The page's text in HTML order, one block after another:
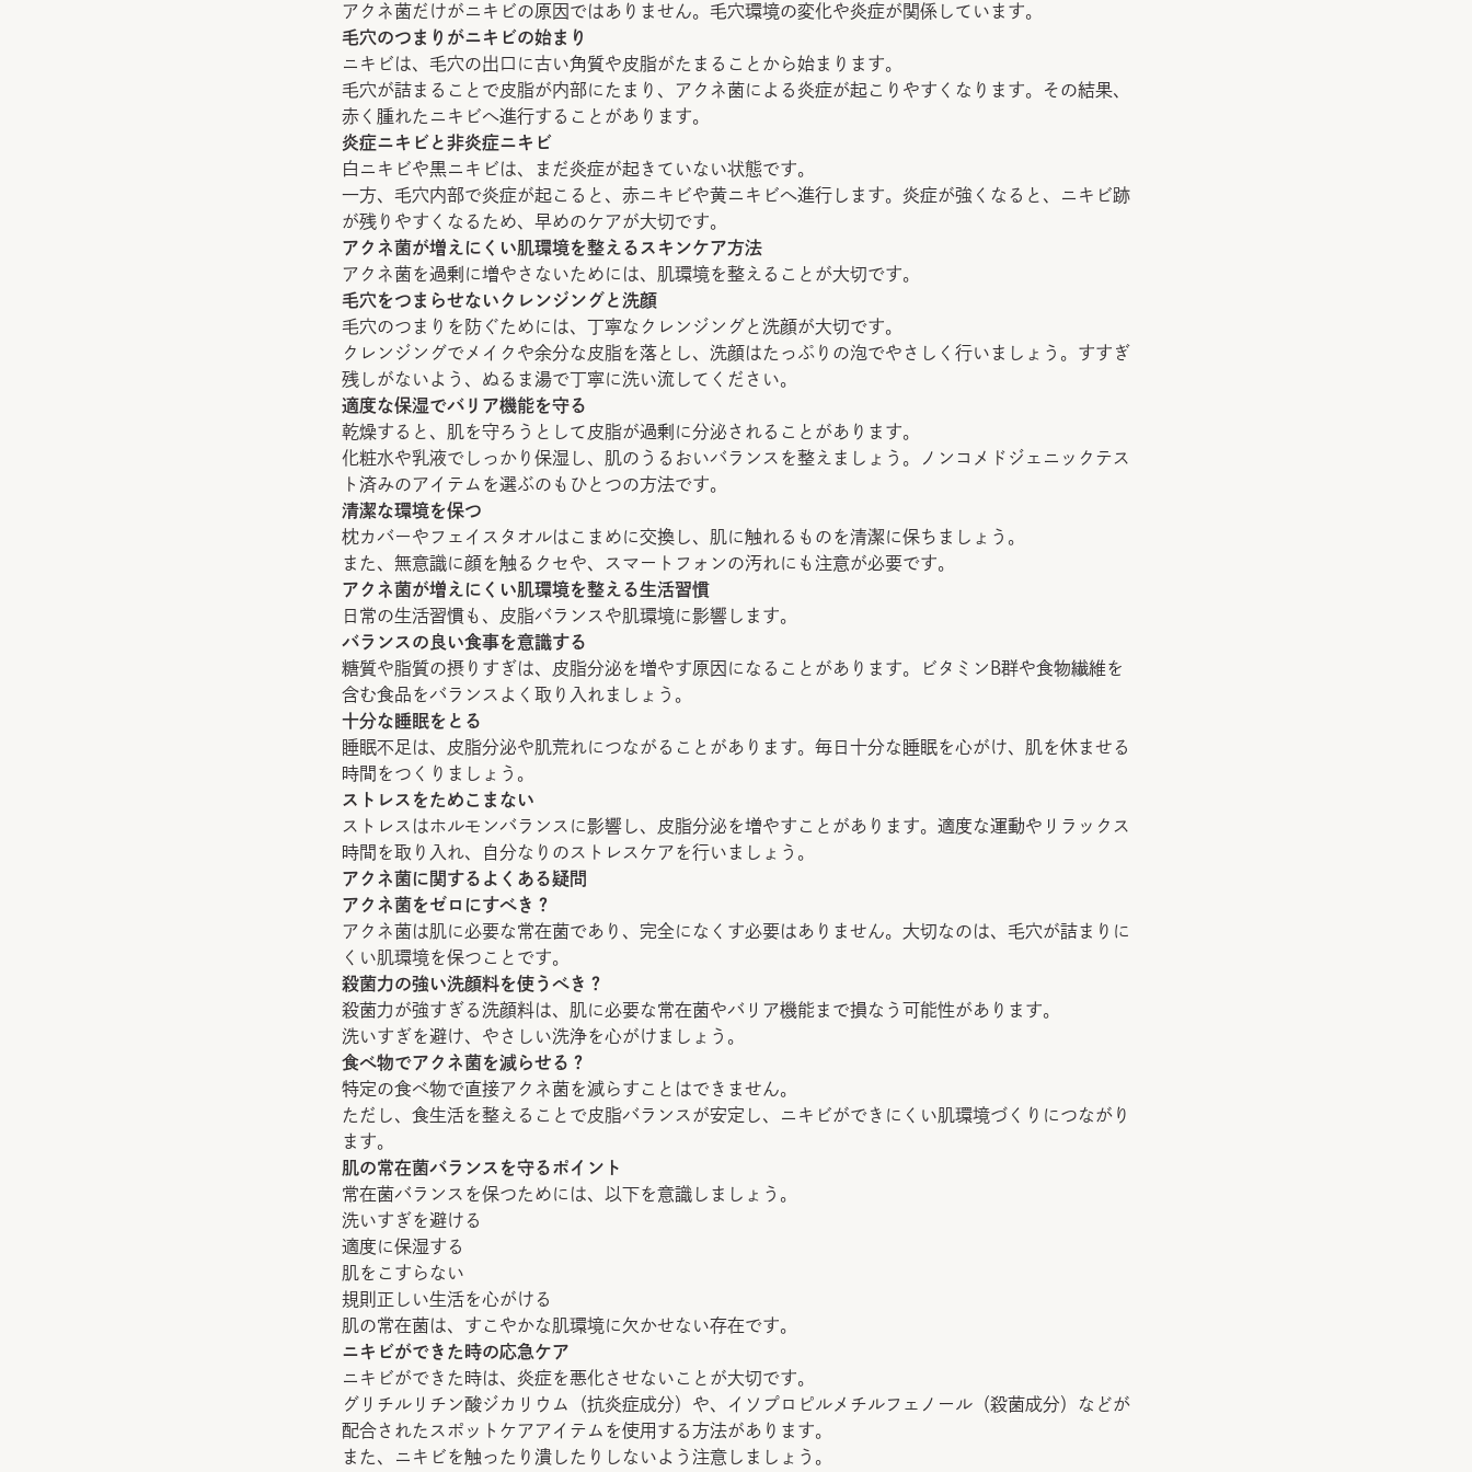
アクネ菌だけがニキビの原因ではありません。毛穴環境の変化や炎症が関係しています。
毛穴のつまりがニキビの始まり
ニキビは、毛穴の出口に古い角質や皮脂がたまることから始まります。
毛穴が詰まることで皮脂が内部にたまり、アクネ菌による炎症が起こりやすくなります。その結果、
赤く腫れたニキビへ進行することがあります。
炎症ニキビと非炎症ニキビ
白ニキビや黒ニキビは、まだ炎症が起きていない状態です。
一方、毛穴内部で炎症が起こると、赤ニキビや黄ニキビへ進行します。炎症が強くなると、ニキビ跡
が残りやすくなるため、早めのケアが大切です。
アクネ菌が増えにくい肌環境を整えるスキンケア方法
アクネ菌を過剰に増やさないためには、肌環境を整えることが大切です。
毛穴をつまらせないクレンジングと洗顔
毛穴のつまりを防ぐためには、丁寧なクレンジングと洗顔が大切です。
クレンジングでメイクや余分な皮脂を落とし、洗顔はたっぷりの泡でやさしく行いましょう。すすぎ
残しがないよう、ぬるま湯で丁寧に洗い流してください。
適度な保湿でバリア機能を守る
乾燥すると、肌を守ろうとして皮脂が過剰に分泌されることがあります。
化粧水や乳液でしっかり保湿し、肌のうるおいバランスを整えましょう。ノンコメドジェニックテス
ト済みのアイテムを選ぶのもひとつの方法です。
清潔な環境を保つ
枕カバーやフェイスタオルはこまめに交換し、肌に触れるものを清潔に保ちましょう。
また、無意識に顔を触るクセや、スマートフォンの汚れにも注意が必要です。
アクネ菌が増えにくい肌環境を整える生活習慣
日常の生活習慣も、皮脂バランスや肌環境に影響します。
バランスの良い食事を意識する
糖質や脂質の摂りすぎは、皮脂分泌を増やす原因になることがあります。ビタミンB群や食物繊維を
含む食品をバランスよく取り入れましょう。
十分な睡眠をとる
睡眠不足は、皮脂分泌や肌荒れにつながることがあります。毎日十分な睡眠を心がけ、肌を休ませる
時間をつくりましょう。
ストレスをためこまない
ストレスはホルモンバランスに影響し、皮脂分泌を増やすことがあります。適度な運動やリラックス
時間を取り入れ、自分なりのストレスケアを行いましょう。
アクネ菌に関するよくある疑問
アクネ菌をゼロにすべき？
アクネ菌は肌に必要な常在菌であり、完全になくす必要はありません。大切なのは、毛穴が詰まりに
くい肌環境を保つことです。
殺菌力の強い洗顔料を使うべき？
殺菌力が強すぎる洗顔料は、肌に必要な常在菌やバリア機能まで損なう可能性があります。
洗いすぎを避け、やさしい洗浄を心がけましょう。
食べ物でアクネ菌を減らせる？
特定の食べ物で直接アクネ菌を減らすことはできません。
ただし、食生活を整えることで皮脂バランスが安定し、ニキビができにくい肌環境づくりにつながり
ます。
肌の常在菌バランスを守るポイント
常在菌バランスを保つためには、以下を意識しましょう。
洗いすぎを避ける
適度に保湿する
肌をこすらない
規則正しい生活を心がける
肌の常在菌は、すこやかな肌環境に欠かせない存在です。
ニキビができた時の応急ケア
ニキビができた時は、炎症を悪化させないことが大切です。
グリチルリチン酸ジカリウム（抗炎症成分）や、イソプロピルメチルフェノール（殺菌成分）などが
配合されたスポットケアアイテムを使用する方法があります。
また、ニキビを触ったり潰したりしないよう注意しましょう。